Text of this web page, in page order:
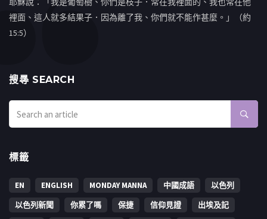
裡面、這人就多結果子．因為離了我、你們就不能作甚麼。」（約
15:5）
搜㝷 SEARCH
標籤
EN ENGLISH MONDAY MANNA 中國成語
以色列
以色列新聞
你累了嗎 保捷 信仰見證
出埃及記